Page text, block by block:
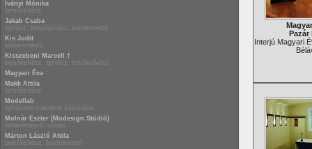
Iványi Mónika
belsőépítész
Jakab Csaba
építész, belsőépítész, bútortervező
Kis Judit
lakberendező
Kisszebeni Marcell †
belsőépítész, építész, festőművész
Magyari Éva
Makk Attila
belsőépítész
Modellab
építészeti makettek készítése
Molnár Eszter (Modesign Stúdió)
lakberendező, oktató
Márton László Attila
belsőépítész, bútortervező
Pazár
Interjú Magyari